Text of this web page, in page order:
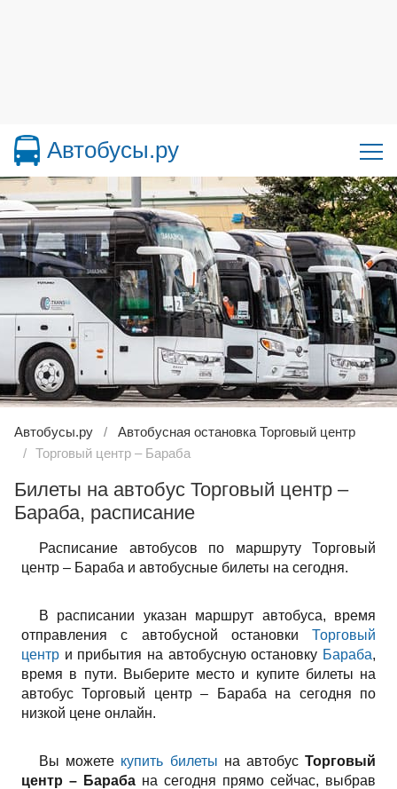
Автобусы.ру
Автобусы.ру
Автобусная остановка Торговый центр
Торговый центр – Бараба
Билеты на автобус Торговый центр –
Бараба, расписание
Расписание автобусов по маршруту Торговый
центр – Бараба и автобусные билеты на сегодня.
В расписании указан маршрут автобуса, время
отправления с автобусной остановки Торговый
центр и прибытия на автобусную остановку Бараба,
время в пути. Выберите место и купите билеты на
автобус Торговый центр – Бараба на сегодня по
низкой цене онлайн.
Вы можете купить билеты на автобусТорговый
центр – Бараба на сегодня прямо сейчас, выбрав